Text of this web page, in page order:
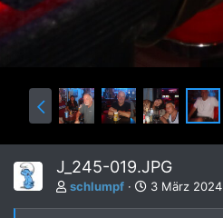
J_245-019.JPG
schlumpf 3 März 2024